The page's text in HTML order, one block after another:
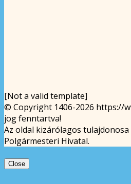
[Not a valid template]
© Copyright 1406-2026 https://
jog fenntartva!
Az oldal kizárólagos tulajdonosa
Polgármesteri Hivatal.
Close